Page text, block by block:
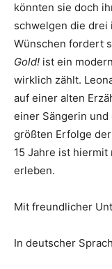
könnten sie doch
schwelgen die drei
Wünschen fordert
Gold! ist ein
wirklich zählt.
auf einer alten
einer Sängerin und
größten Erfolge
15 Jahre ist hiermit
erleben.
Mit freundlicher
In deutscher